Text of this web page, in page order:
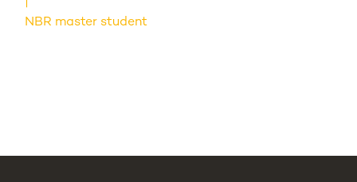
NBR master student